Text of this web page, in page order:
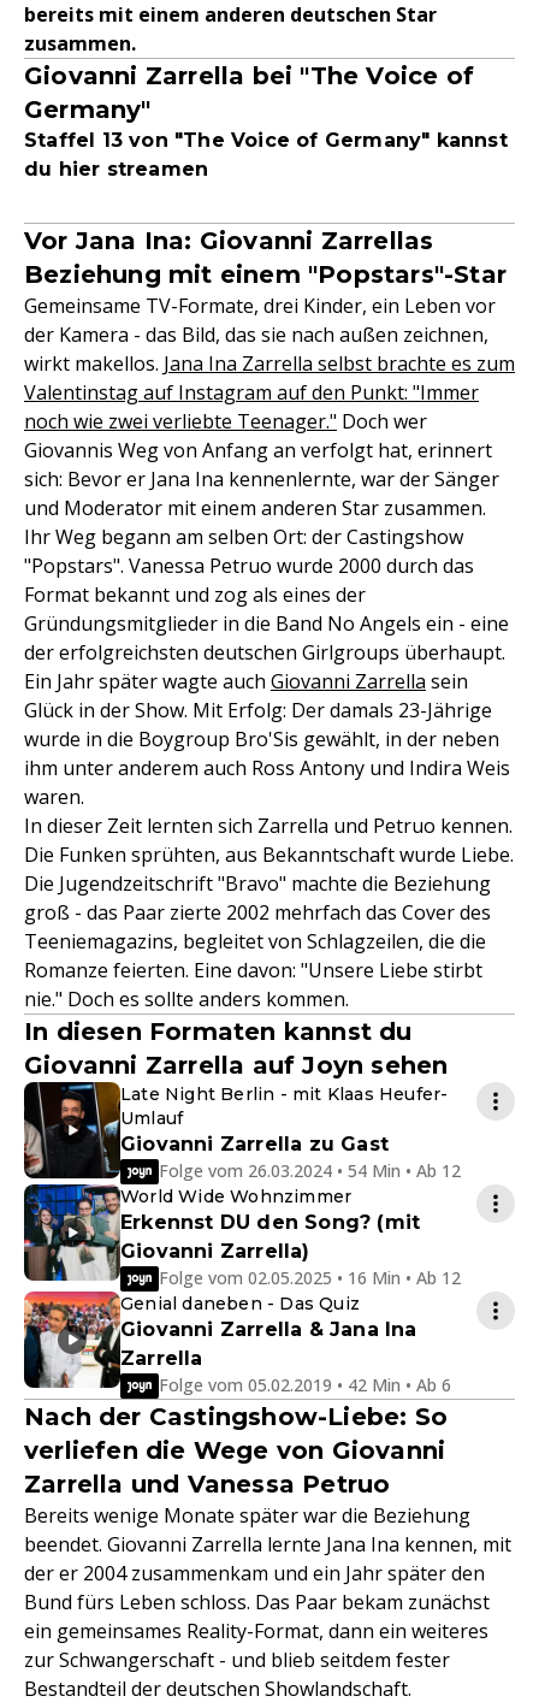
bereits mit einem anderen deutschen Star
zusammen.
Giovanni Zarrella bei "The Voice of
Germany"
Staffel 13 von "The Voice of Germany" kannst
du hier streamen
Vor Jana Ina: Giovanni Zarrellas
Beziehung mit einem "Popstars"-Star
Gemeinsame TV-Formate, drei Kinder, ein Leben vor
der Kamera - das Bild, das sie nach außen zeichnen,
wirkt makellos. Jana Ina Zarrella selbst brachte es zum
Valentinstag auf Instagram auf den Punkt: "Immer
noch wie zwei verliebte Teenager." Doch wer
Giovannis Weg von Anfang an verfolgt hat, erinnert
sich: Bevor er Jana Ina kennenlernte, war der Sänger
und Moderator mit einem anderen Star zusammen.
Ihr Weg begann am selben Ort: der Castingshow
"Popstars". Vanessa Petruo wurde 2000 durch das
Format bekannt und zog als eines der
Gründungsmitglieder in die Band No Angels ein - eine
der erfolgreichsten deutschen Girlgroups überhaupt.
Ein Jahr später wagte auch Giovanni Zarrella sein
Glück in der Show. Mit Erfolg: Der damals 23-Jährige
wurde in die Boygroup Bro'Sis gewählt, in der neben
ihm unter anderem auch Ross Antony und Indira Weis
waren.
In dieser Zeit lernten sich Zarrella und Petruo kennen.
Die Funken sprühten, aus Bekanntschaft wurde Liebe.
Die Jugendzeitschrift "Bravo" machte die Beziehung
groß - das Paar zierte 2002 mehrfach das Cover des
Teeniemagazins, begleitet von Schlagzeilen, die die
Romanze feierten. Eine davon: "Unsere Liebe stirbt
nie." Doch es sollte anders kommen.
In diesen Formaten kannst du
Giovanni Zarrella auf Joyn sehen
Late Night Berlin - mit Klaas Heufer-
Umlauf
Giovanni Zarrella zu Gast
Folge vom 26.03.2024 • 54 Min • Ab 12
World Wide Wohnzimmer
Erkennst DU den Song? (mit
Giovanni Zarrella)
Folge vom 02.05.2025 • 16 Min • Ab 12
Genial daneben - Das Quiz
Giovanni Zarrella & Jana Ina
Zarrella
Folge vom 05.02.2019 • 42 Min • Ab 6
Nach der Castingshow-Liebe: So
verliefen die Wege von Giovanni
Zarrella und Vanessa Petruo
Bereits wenige Monate später war die Beziehung
beendet. Giovanni Zarrella lernte Jana Ina kennen, mit
der er 2004 zusammenkam und ein Jahr später den
Bund fürs Leben schloss. Das Paar bekam zunächst
ein gemeinsames Reality-Format, dann ein weiteres
zur Schwangerschaft - und blieb seitdem fester
Bestandteil der deutschen Showlandschaft.